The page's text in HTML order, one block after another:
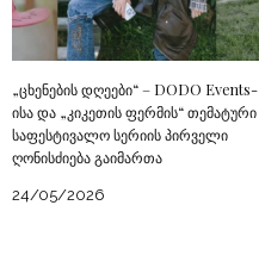
„ცხენების დღეები“ – DODO Events-
ისა და „კიკეთის ფერმის“ თემატური
საფესტივალო სერიის პირველი
ღონისძიება გაიმართა
24/05/2026